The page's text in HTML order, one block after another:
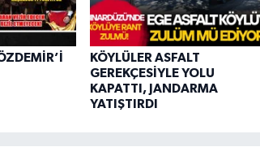
KÖYLÜLER ASFALT
GEREKÇESİYLE YOLU
KAPATTI, JANDARMA
YATIŞTIRDI